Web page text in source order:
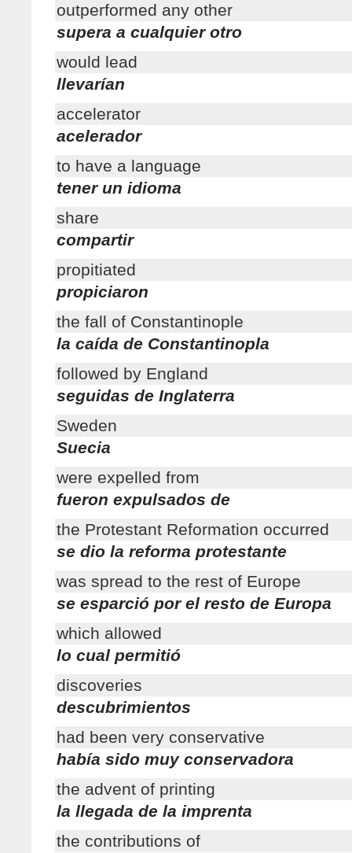
outperformed any other
supera a cualquier otro
would lead
llevarían
accelerator
acelerador
to have a language
tener un idioma
share
compartir
propitiated
propiciaron
the fall of Constantinople
la caída de Constantinopla
followed by England
seguidas de Inglaterra
Sweden
Suecia
were expelled from
fueron expulsados de
the Protestant Reformation occurred
se dio la reforma protestante
was spread to the rest of Europe
se esparció por el resto de Europa
which allowed
lo cual permitió
discoveries
descubrimientos
had been very conservative
había sido muy conservadora
the advent of printing
la llegada de la imprenta
the contributions of